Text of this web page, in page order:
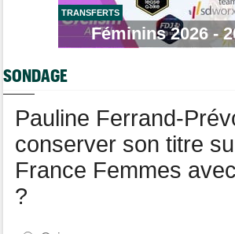
Route
Robert Gesink : "Le cyclisme moderne est
propre..."
Joao Almeida a dû abandonner après une chute
TRANSFERTS
Féminins 2026 -
SONDAGE
Pauline Ferrand-
conserver son titre
France Femmes
?